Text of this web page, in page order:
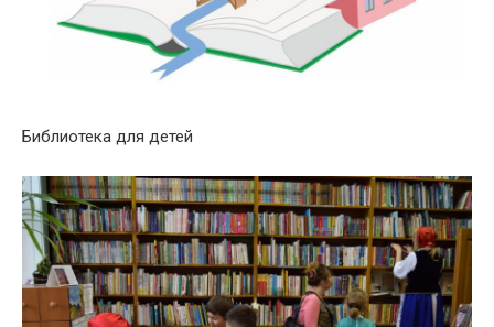
Библиотека для детей